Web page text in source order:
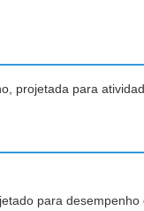
projetada para
para